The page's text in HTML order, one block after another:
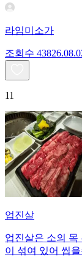
라임미소가
조회수 438
11
업진살
업진살은 소의 목
이 섞여 있어 씹